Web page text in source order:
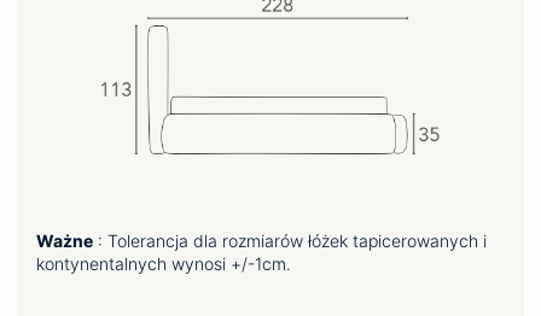
Ważne : Tolerancja dla rozmiarów łóżek tapicerowanych i
kontynentalnych wynosi +/-1cm.